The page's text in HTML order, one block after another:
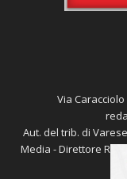
Via
Aut. del trib. di
Media - Direttore